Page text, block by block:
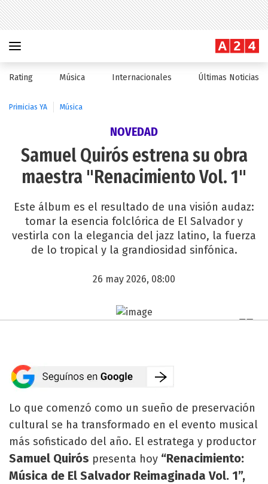
Rating Música Internacionales Últimas Noticias
Primicias YA Música
NOVEDAD
Samuel Quirós estrena su obra
maestra "Renacimiento Vol. 1"
Este álbum es el resultado de una visión audaz:
tomar la esencia folclórica de El Salvador y
vestirla con la elegancia del jazz latino, la fuerza
de lo tropical y la grandiosidad sinfónica.
26 may 2026, 08:00
Lo que comenzó como un sueño de preservación
cultural se ha transformado en el evento musical
más sofisticado del año. El estratega y productor
Samuel Quirós presenta hoy “Renacimiento:
Música de El Salvador Reimaginada Vol. 1”,